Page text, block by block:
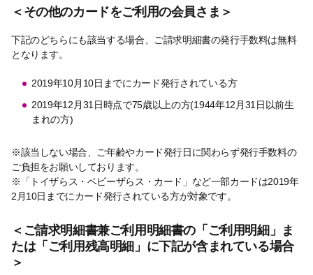
＜その他のカードをご利用の会員さま＞
下記のどちらにも該当する場合、ご請求明細書の発行手数料は無料
となります。
2019年10月10日までにカード発行されている方
2019年12月31日時点で75歳以上の方(1944年12月31日以前生
まれの方)
※該当しない場合、ご年齢やカード発行日に関わらず発行手数料の
ご負担をお願いしております。
※「トイザらス・ベビーザらス・カード」など一部カードは2019年
2月10日までにカード発行されている方が対象です。
＜ご請求明細書兼ご利用明細書の「ご利用明細」ま
たは「ご利用残高明細」に下記が含まれている場合
＞